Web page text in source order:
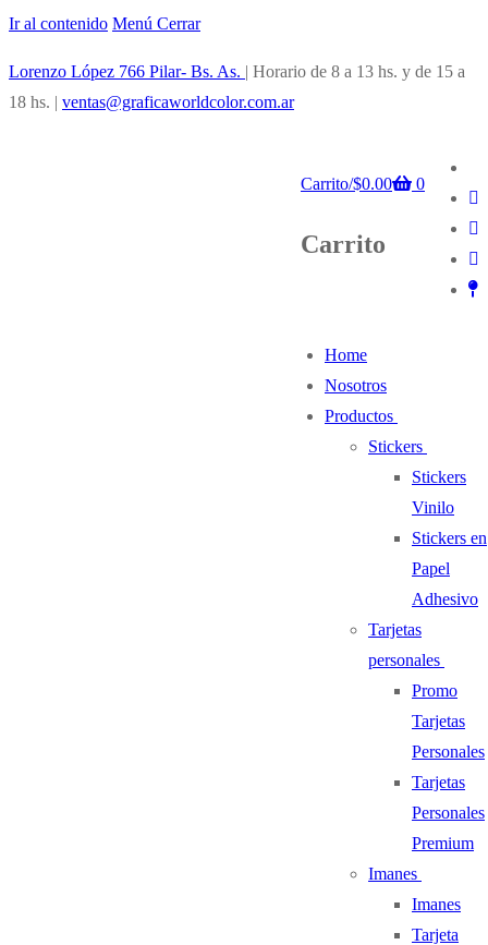
Ir al contenido Menú Cerrar
Lorenzo López 766 Pilar- Bs. As. | Horario de 8 a 13 hs. y de 15 a
18 hs. | ventas@graficaworldcolor.com.ar
Carrito/$0.00 0
Carrito
Home
Nosotros
Productos
Stickers
Stickers
Vinilo
Stickers en
Papel
Adhesivo
Tarjetas
personales
Promo
Tarjetas
Personales
Tarjetas
Personales
Premium
Imanes
Imanes
Tarjeta